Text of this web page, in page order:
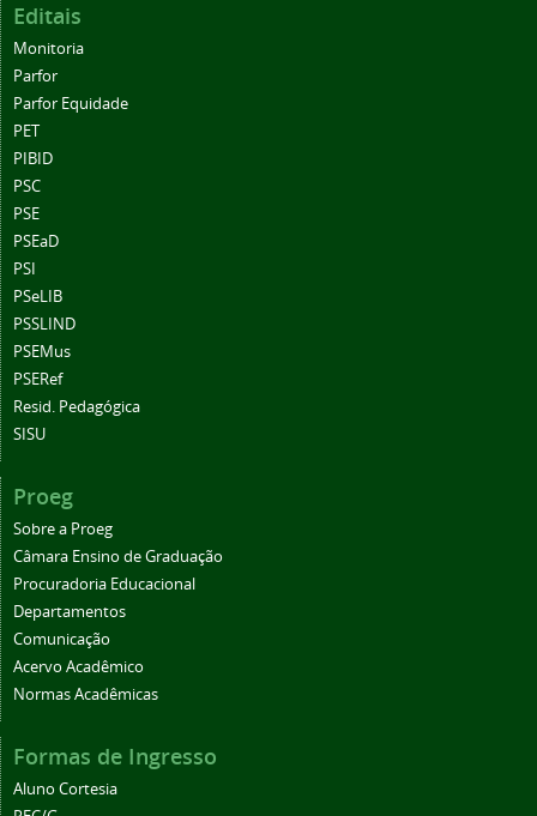
Editais
Monitoria
Parfor
Parfor Equidade
PET
PIBID
PSC
PSE
PSEaD
PSI
PSeLIB
PSSLIND
PSEMus
PSERef
Resid. Pedagógica
SISU
Proeg
Sobre a Proeg
Câmara Ensino de Graduação
Procuradoria Educacional
Departamentos
Comunicação
Acervo Acadêmico
Normas Acadêmicas
Formas de Ingresso
Aluno Cortesia